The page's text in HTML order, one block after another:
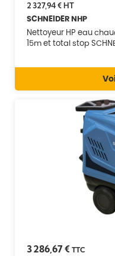
2 327,94 €HT
SCHNEIDER NHP
Nettoyeur HP eau
15m et total stop
3 286,67 € TTC